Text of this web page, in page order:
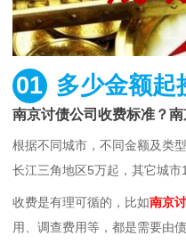
01 多少金额起
南京讨债公司收费标准？
根据不同城市，不同金额及类
长江三角地区5万起，其它城市
收费是有理可循的，比如南京
用、调查费用等，都是需要由